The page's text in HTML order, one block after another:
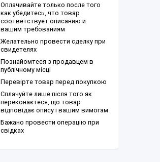
Оплачивайте только после того
как убедитесь, что товар
соответствует описанию и
вашим требованиям
Желательно провести сделку при
свидетелях
Познайомтеся з продавцем в
публічному місці
Перевірте товар перед покупкою
Сплачуйте лише після того як
переконаєтеся, що товар
відповідає опису і вашим вимогам
Бажано провести операцію при
свідках